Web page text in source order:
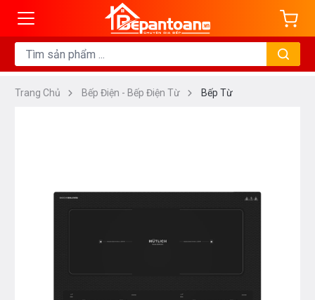
Trang Chủ Bếp Điện - Bếp Điện Từ Bếp Từ